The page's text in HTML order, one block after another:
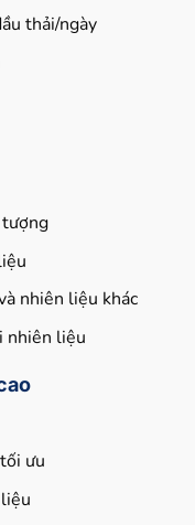
thải/ngày
nhiên liệu khác
nhiên liệu
ưu